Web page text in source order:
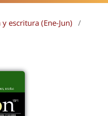
escritura (Ene-Jun)
/